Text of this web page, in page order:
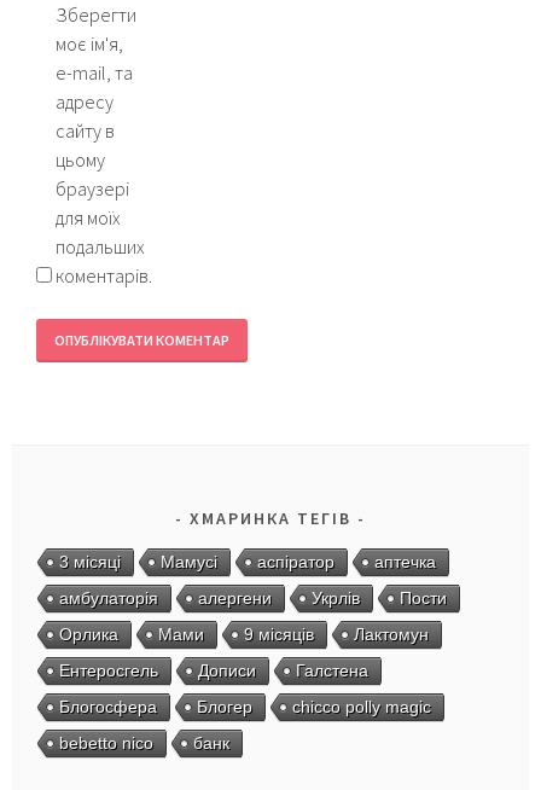
Зберегти
моє ім'я,
e-mail, та
адресу
сайту в
цьому
браузері
для моїх
подальших
коментарів.
ХМАРИНКА ТЕГІВ
3 місяці Мамусі аспіратор
аптечка
амбулаторія
алергени Укрлів
Пости
Орлика
Мами 9 місяців
Лактомун
Ентеросгель
Дописи
Галстена
Блогосфера
Блогер
chicco polly magic
bebetto nico
банк